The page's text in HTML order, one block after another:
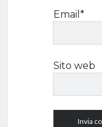
Email*
Sito web